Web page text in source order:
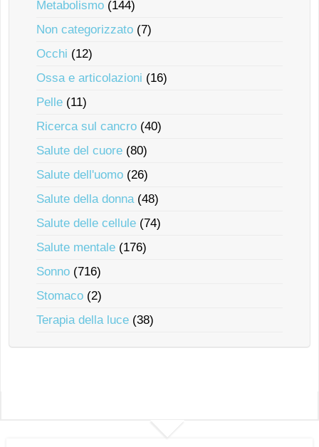
Metabolismo (144)
Non categorizzato (7)
Occhi (12)
Ossa e articolazioni (16)
Pelle (11)
Ricerca sul cancro (40)
Salute del cuore (80)
Salute dell'uomo (26)
Salute della donna(48)
Salute delle cellule (74)
Salute mentale (176)
Sonno (716)
Stomaco (2)
Terapia della luce (38)